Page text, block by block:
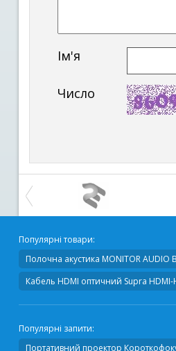
Ім'я
Число
Популярні товари:
Полочна акустика MONITOR AUDIO
Кабель HDMI оптичний Supra HDMI-
Популярні запити:
Портативний проектор